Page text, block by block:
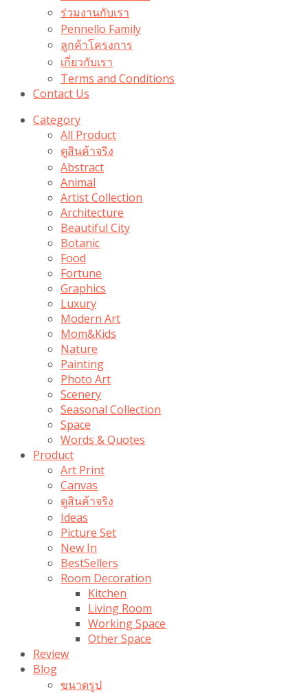
ร่วมงานกับเรา
Pennello Family
ลูกค้าโครงการ
เกี่ยวกับเรา
Terms and Conditions
Contact Us
Category
All Product
ดูสินค้าจริง
Abstract
Animal
Artist Collection
Architecture
Beautiful City
Botanic
Food
Fortune
Graphics
Luxury
Modern Art
Mom&Kids
Nature
Painting
Photo Art
Scenery
Seasonal Collection
Space
Words & Quotes
Product
Art Print
Canvas
ดูสินค้าจริง
Ideas
Picture Set
New In
BestSellers
Room Decoration
Kitchen
Living Room
Working Space
Other Space
Review
Blog
ขนาดรูป